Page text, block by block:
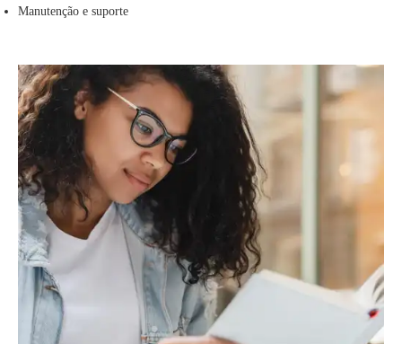
Manutenção e suporte